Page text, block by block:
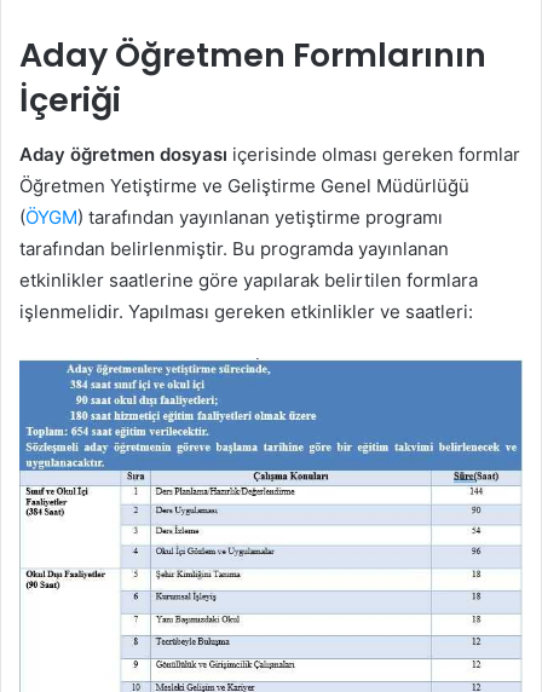
Aday Öğretmen Formlarının
İçeriği
Aday öğretmen dosyası içerisinde olması gereken formlar
Öğretmen Yetiştirme ve Geliştirme Genel Müdürlüğü
(ÖYGM) tarafından yayınlanan yetiştirme programı
tarafından belirlenmiştir. Bu programda yayınlanan
etkinlikler saatlerine göre yapılarak belirtilen formlara
işlenmelidir. Yapılması gereken etkinlikler ve saatleri: